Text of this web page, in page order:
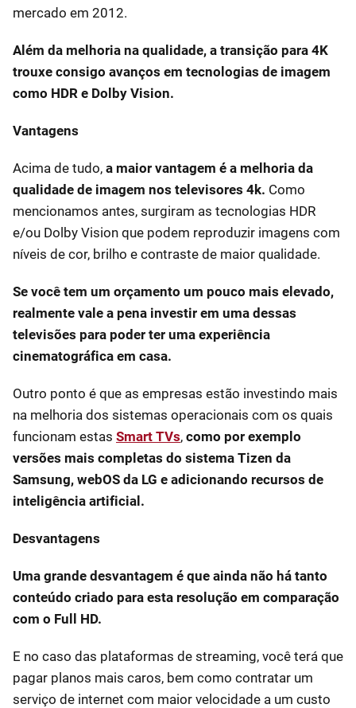
mercado em 2012.
Além da melhoria na qualidade, a transição para 4K
trouxe consigo avanços em tecnologias de imagem
como HDR e Dolby Vision.
Vantagens
Acima de tudo, a maior vantagem é a melhoria da
qualidade de imagem nos televisores 4k. Como
mencionamos antes, surgiram as tecnologias HDR
e/ou Dolby Vision que podem reproduzir imagens com
níveis de cor, brilho e contraste de maior qualidade.
Se você tem um orçamento um pouco mais elevado,
realmente vale a pena investir em uma dessas
televisões para poder ter uma experiência
cinematográfica em casa.
Outro ponto é que as empresas estão investindo mais
na melhoria dos sistemas operacionais com os quais
funcionam estas Smart TVs, como por exemplo
versões mais completas do sistema Tizen da
Samsung, webOS da LG e adicionando recursos de
inteligência artificial.
Desvantagens
Uma grande desvantagem é que ainda não há tanto
conteúdo criado para esta resolução em comparação
com o Full HD.
E no caso das plataformas de streaming, você terá que
pagar planos mais caros, bem como contratar um
serviço de internet com maior velocidade a um custo